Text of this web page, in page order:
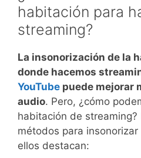
habitación para
streaming?
La insonorización de la
donde hacemos
YouTube puede mejorar
audio. Pero, ¿cómo
habitación de streaming?
métodos para
ellos destacan: